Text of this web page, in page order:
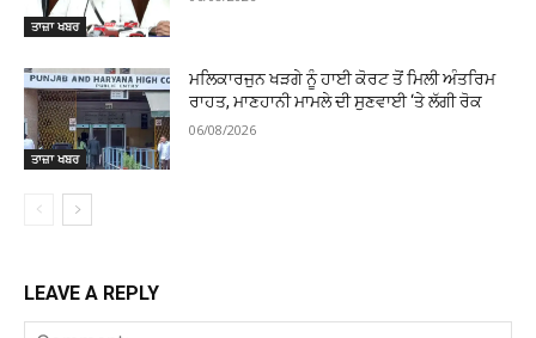
ਤਾਜ਼ਾ ਖਬਰ
ਤਾਜ਼ਾ ਖਬਰ
ਮਲਿਕਾਰਜੁਨ ਖੜਗੇ ਨੂੰ ਹਾਈ ਕੋਰਟ ਤੋਂ ਮਿਲੀ ਅੰਤਰਿਮ
ਰਾਹਤ, ਮਾਣਹਾਨੀ ਮਾਮਲੇ ਦੀ ਸੁਣਵਾਈ ‘ਤੇ ਲੱਗੀ ਰੋਕ
06/08/2026
LEAVE A REPLY